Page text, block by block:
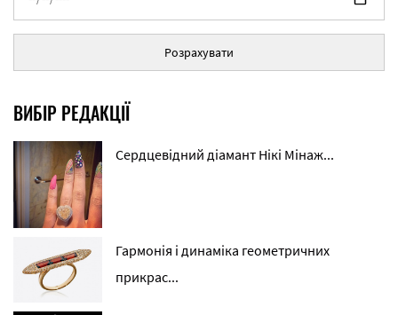
Розрахувати
ВИБІР РЕДАКЦІЇ
Cердцевідний діамант Нікі Мінаж...
Гармонія і динаміка геометричних
прикрас...